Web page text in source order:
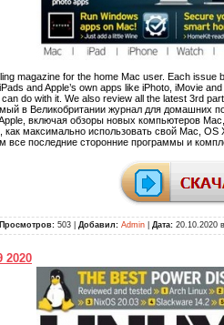
magazine for the home Mac user. Each
and Apple’s own apps like iPhoto, iMovie
do with it. We also review all the latest 3rd
в Великобритании журнал для домашних
включая обзоры новых компьютеров
максимально использовать свой Mac,
все последние сторонние программы и
Просмотров: 503 | Добавил: Admin Дата: 20.10.2020
2020